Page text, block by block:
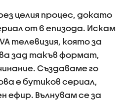
целия процес, докато
от 6 епизода. Искам
телевизия, която за
зад такъв формат,
Създаваме го
е бутиков сериал,
ефир. Вълнувам се за